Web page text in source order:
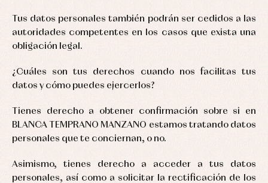
Tus datos personales también podrán ser cedidos a las
autoridades competentes en los casos que exista una
obligación legal.
¿Cuáles son tus derechos cuando nos facilitas tus
datos y cómo puedes ejercerlos?
Tienes derecho a obtener confirmación sobre si en
BLANCA TEMPRANO MANZANO estamos tratando datos
personales que te conciernan, o no.
Asimismo, tienes derecho a acceder a tus datos
personales, así como a solicitar la rectificación de los